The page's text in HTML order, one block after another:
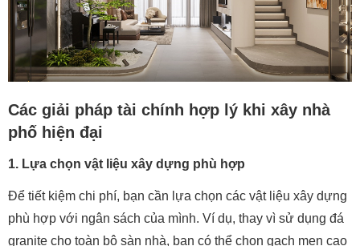
Các giải pháp tài chính hợp lý khi xây nhà
phố hiện đại
1. Lựa chọn vật liệu xây dựng phù hợp
Để tiết kiệm chi phí, bạn cần lựa chọn các vật liệu xây dựng
phù hợp với ngân sách của mình. Ví dụ, thay vì sử dụng đá
granite cho toàn bộ sàn nhà, bạn có thể chọn gạch men cao